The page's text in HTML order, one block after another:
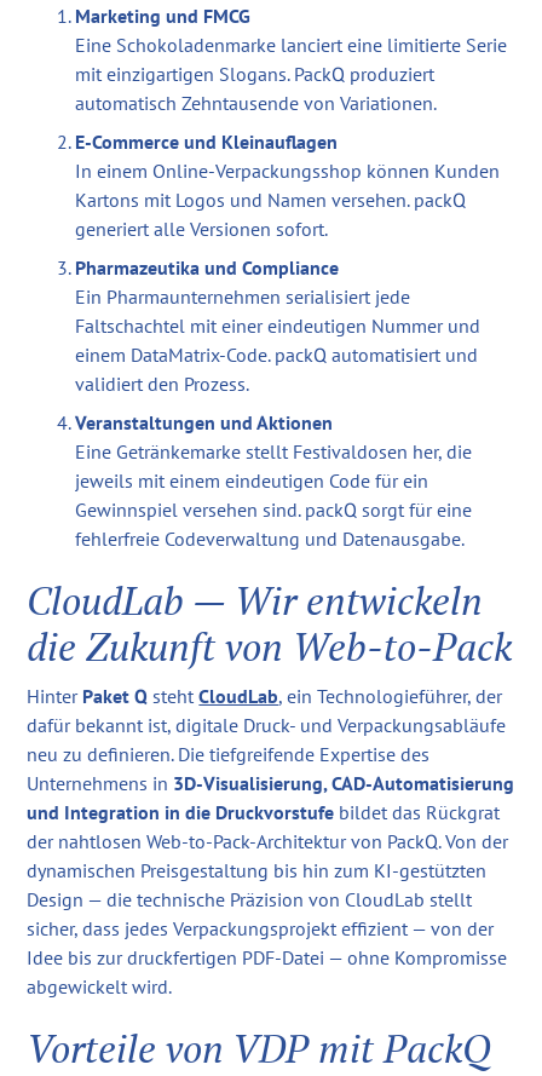
Marketing und FMCG
Eine Schokoladenmarke lanciert eine limitierte Serie
mit einzigartigen Slogans. PackQ produziert
automatisch Zehntausende von Variationen.
E-Commerce und Kleinauflagen
In einem Online-Verpackungsshop können Kunden
Kartons mit Logos und Namen versehen. packQ
generiert alle Versionen sofort.
Pharmazeutika und Compliance
Ein Pharmaunternehmen serialisiert jede
Faltschachtel mit einer eindeutigen Nummer und
einem DataMatrix-Code. packQ automatisiert und
validiert den Prozess.
Veranstaltungen und Aktionen
Eine Getränkemarke stellt Festivaldosen her, die
jeweils mit einem eindeutigen Code für ein
Gewinnspiel versehen sind. packQ sorgt für eine
fehlerfreie Codeverwaltung und Datenausgabe.
CloudLab — Wir entwickeln
die Zukunft von Web-to-Pack
Hinter Paket Q stehtCloudLab, ein Technologieführer, der
dafür bekannt ist, digitale Druck- und Verpackungsabläufe
neu zu definieren. Die tiefgreifende Expertise des
Unternehmens in 3D-Visualisierung, CAD-Automatisierung
und Integration in die Druckvorstufe bildet das Rückgrat
der nahtlosen Web-to-Pack-Architektur von PackQ. Von der
dynamischen Preisgestaltung bis hin zum KI-gestützten
Design — die technische Präzision von CloudLab stellt
sicher, dass jedes Verpackungsprojekt effizient — von der
Idee bis zur druckfertigen PDF-Datei — ohne Kompromisse
abgewickelt wird.
Vorteile von VDP mit PackQ